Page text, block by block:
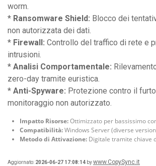
worm.
* Ransomware Shield: Blocco dei
non autorizzata dei dati.
* Firewall: Controllo del traffico di rete e
intrusioni.
* Analisi Comportamentale:
zero-day tramite euristica.
* Anti-Spyware: Protezione contro il
monitoraggio non autorizzato.
Impatto Risorse:Ottimizzato per bassissimo
Compatibilità:Windows Server (diverse
Metodo di Attivazione: Digitale tramite chiave
Aggiornato: 2026-06-27 17:08:14 bywww.CopySync.it